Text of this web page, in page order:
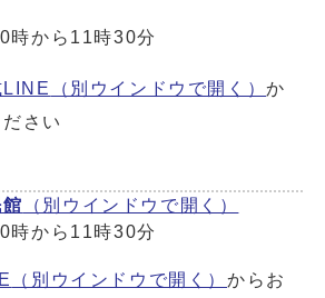
時から11時30分
LINE （別ウインドウで開く）か
さい
（別ウインドウで開く）
時から11時30分
（別ウインドウで開く）からお